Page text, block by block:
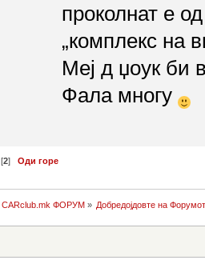
проколнат е
„комплекс на
Меј д џоук би
Фала многу
[2]Оди горе
CARclub.mk ФОРУМ» Добредојдовте на Форумот